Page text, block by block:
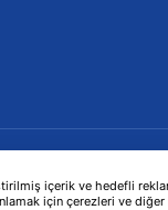
içerik ve hedefli
için çerezleri ve
DATEN